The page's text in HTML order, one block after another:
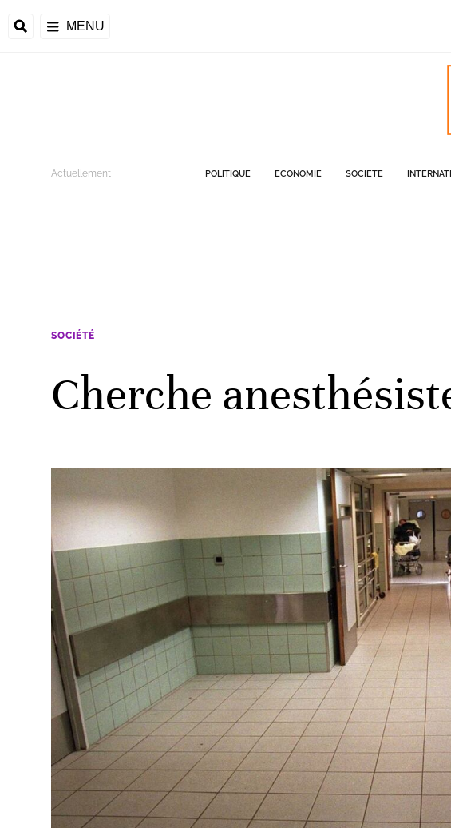
MENU
Actuellement POLITIQUE ECONOMIE SOCIÉTÉ
SOCIÉTÉ
Cherche